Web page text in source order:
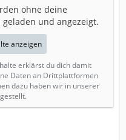
ohne deine
und angezeigt.
anzeigen
erklärst du dich damit
Daten an Drittplattformen
dazu haben wir in unserer